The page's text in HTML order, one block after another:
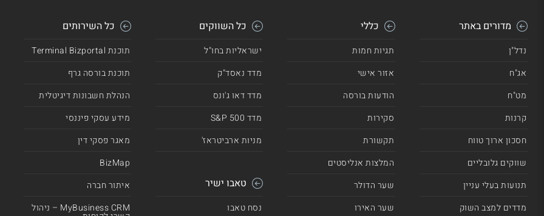
מדורים באתר
נדל"ן
אג"ח
מט"ח
קרנות
חסכון ארוך טווח
שווקים גלובליים
תנועות בעלי עניין
מדדים למצב השוק
כללי
תגיות חמות
אזור אישי
הודעות בורסה
סקירות
תקשורת
המלצות אנליסטים
שער הדולר
שער האירו
כל השווקים
ישראליות בחו"ל
מדד נאסד"ק
מדד דאו ג'ונס
מדד 500 S&P
מניות ארביטראז'
טאבו ישיר
נסח טאבו
כל השירותים
תוכנת Terminal Bizportal
תוכנת בורסה גרף
הנהלת חשבונות דיגיטלית
מידע עסקי פיננסי
מאגר פסקי דין
BizMap
איתור חברה
MyBusiness CRM – ניהול